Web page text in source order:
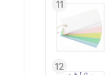
11
12